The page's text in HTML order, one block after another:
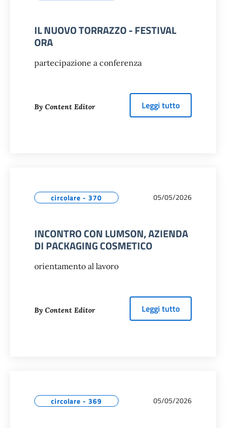
IL NUOVO TORRAZZO - FESTIVAL
ORA
partecipazione a conferenza
By Content Editor Leggi tuttoabout
circolare - 370 05/05/2026
INCONTRO CON LUMSON, AZIENDA
DI PACKAGING COSMETICO
orientamento al lavoro
By Content Editor Leggi tuttoabout
circolare - 369 05/05/2026